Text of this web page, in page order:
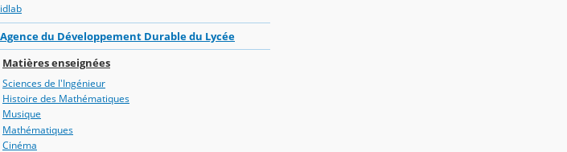
idlab
Agence du Développement Durable du Lycée
Matières enseignées
Sciences de l'Ingénieur
Histoire des Mathématiques
Musique
Mathématiques
Cinéma